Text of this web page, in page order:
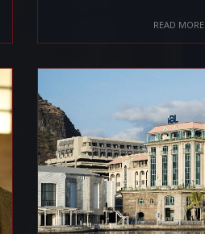
READ MORE